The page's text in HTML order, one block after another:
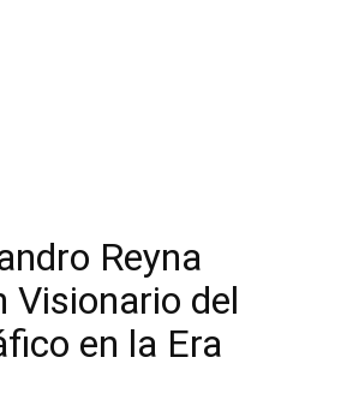
Reyna
Visionario del
en la Era